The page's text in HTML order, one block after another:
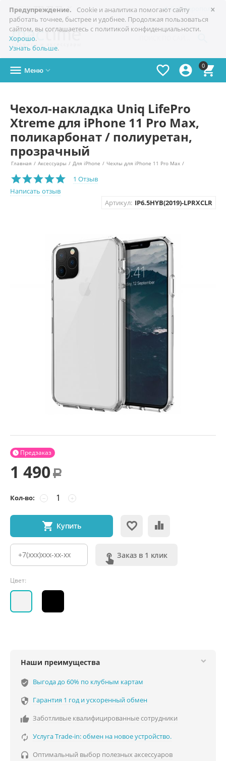
×
Предупреждение.
Cookie и аналитика помогают сайту
работать точнее, быстрее и удобнее. Продолжая пользоваться
сайтом, вы соглашаетесь с политикой конфиденциальности.
Хорошо.
Узнать больше.
Симферополь
+7(978)773-77-77 
0



 Меню 
Чехол-накладка Uniq LifePro
Xtreme для iPhone 11 Pro Max,
поликарбонат / полиуретан,
прозрачный
Главная / Аксессуары / Для iPhone / Чехлы для iPhone 11 Pro Max /
1 Отзыв
Написать отзыв
Артикул: IP6.5HYB(2019)-LPRXCLR
Предзаказ

1 490 Р
Кол-во: +
−
Купить
Заказ в 1 клик
Цвет:
Наши преимущества
verified_user Выгода до 60% по клубным картам
 Гарантия 1 год и ускоренный обмен
 Заботливые квалифицированные сотрудники
 Услуга Trade-in: обмен на новое устройство.
 Оптимальный выбор полезных аксессуаров